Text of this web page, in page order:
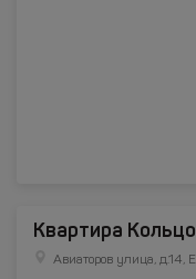
Квартира
Авиаторов улица, д.14,